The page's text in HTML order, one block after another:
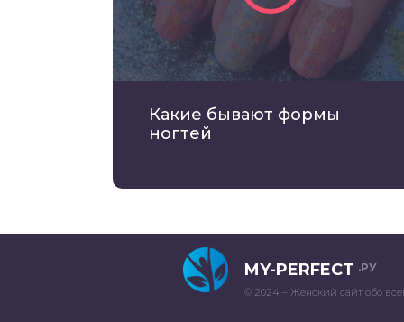
Какие бывают формы
ногтей
MY-PERFECT .РУ
© 2024 – Женский сайт обо